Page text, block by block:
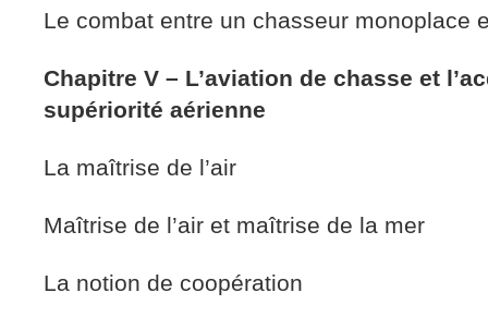
Le combat entre un chasseur monoplace
Chapitre V – L’aviation de chasse et
supériorité aérienne
La maîtrise de l’air
Maîtrise de l’air et maîtrise de la mer
La notion de coopération